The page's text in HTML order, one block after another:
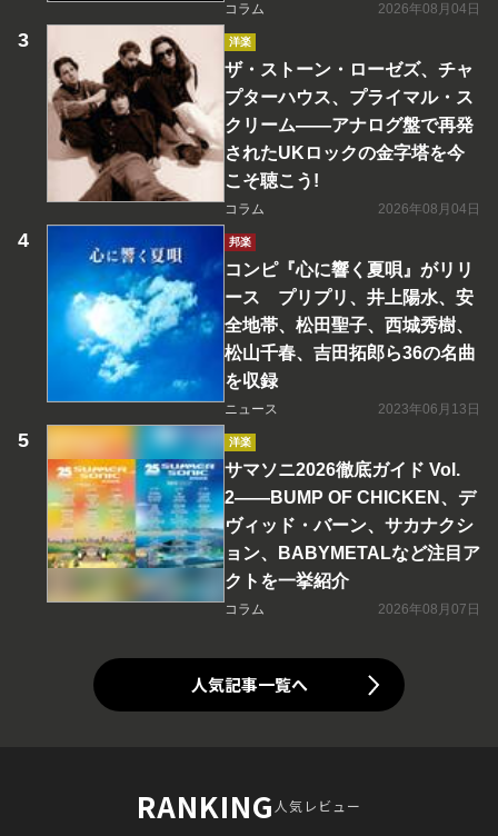
コラム 2026年08月04日
洋楽
ザ・ストーン・ローゼズ、チャ
プターハウス、プライマル・ス
クリーム――アナログ盤で再発
されたUKロックの金字塔を今
こそ聴こう!
コラム 2026年08月04日
邦楽
コンピ『心に響く夏唄』がリリ
ース プリプリ、井上陽水、安
全地帯、松田聖子、西城秀樹、
松山千春、吉田拓郎ら36の名曲
を収録
ニュース 2023年06月13日
洋楽
サマソニ2026徹底ガイド Vol.
2――BUMP OF CHICKEN、デ
ヴィッド・バーン、サカナクシ
ョン、BABYMETALなど注目ア
クトを一挙紹介
コラム 2026年08月07日
人気記事一覧へ
RANKING人気レビュー